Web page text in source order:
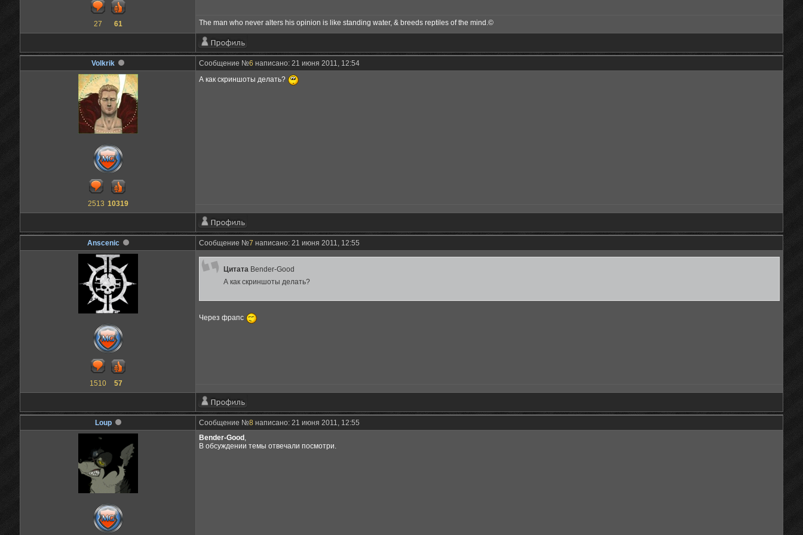
27 61 The man who never alters his opinion is like standing water, & breeds reptiles of the mind.©
Volkrik Сообщение №6 написано: 21 июня 2011, 12:54
2513 10319
А как скриншоты делать?
Anscenic Сообщение №7 написано: 21 июня 2011, 12:55
1510 57
Цитата Bender-Good
А как скриншоты делать?
Через фрапс
Loup Сообщение №8 написано: 21 июня 2011, 12:55
Bender-Good ,
В обсуждении темы отвечали посмотри.